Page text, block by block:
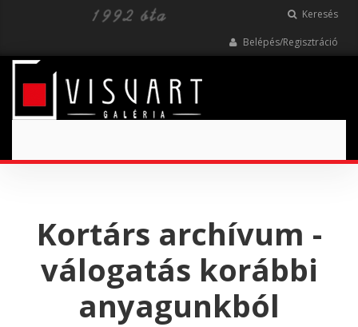
Keresés
Belépés/Regisztráció
Kortárs archívum -
válogatás korábbi
anyagunkból